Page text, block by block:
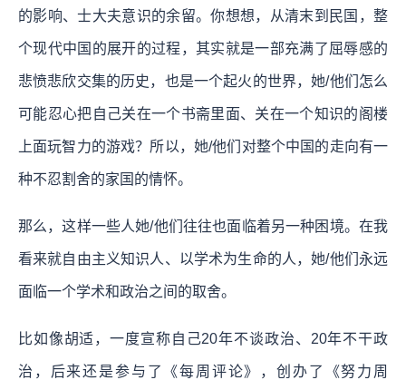
的影响、士大夫意识的余留。你想想，从清末到民国，整
个现代中国的展开的过程，其实就是一部充满了屈辱感的
悲愤悲欣交集的历史，也是一个起火的世界，她/他们怎么
可能忍心把自己关在一个书斋里面、关在一个知识的阁楼
上面玩智力的游戏？所以，她/他们对整个中国的走向有一
种不忍割舍的家国的情怀。
那么，这样一些人她/他们往往也面临着另一种困境。在我
看来就自由主义知识人、以学术为生命的人，她/他们永远
面临一个学术和政治之间的取舍。
比如像胡适，一度宣称自己20年不谈政治、20年不干政
治，后来还是参与了《每周评论》，创办了《努力周